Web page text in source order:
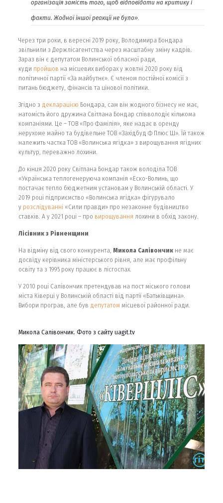
організація замість того, щоб відповідати на критику і
факти. Жодної іншої реакції не було».
Через три роки, в вересні 2019 року, Володимира Бондара
звільнили з Держлісагентства через масштабну зміну кадрів.
Зараз він є депутатом Волинської обласної ради,
куди пройшов на місцевих виборах у жовтні 2020 року від
політичної партії «За майбутнє». Є членом постійної комісії з
питань бюджету, фінансів та цінової політики.
Згідно з декларацією Бондара, сам він жодного бізнесу не має,
натомість його дружина Світлана Бондар співволодіє кількома
компаніями. Це – ТОВ «Про Фамілія», яке надає в оренду
нерухоме майно та будівельне ТОВ «Західбуд Ф Плюс Ш». Їй також
належить частка ТОВ «Волинська ягідка» з вирощування ягідних
культур, переважно лохини.
До кінця 2020 року Світлана Бондар також володіла ТОВ
«Українська теплогенеруюча компанія «Еско-Волинь, що
постачає тепло бюджетним установам у Волинській області. У
2019 році підприємство «Волинська ягідка» фігурувало
у розслідуванні «Сили правди» про незаконне будівництво
ставків. А у 2021 році – про вирощування лохини в обхід закону.
Лісівник з Рівненщини
На відміну від свого конкурента, Микола Салівончикне має
досвіду керівника міністерського рівня, але має профільну
освіту та з 1995 року працює в лісгоспах.
У 2010 році Салівончик претендував на пост міського голови
міста Ківерці у Волинській області від партії «Батьківщина».
Вибори програв, але був депутатом місцевої районної ради.
Микола Салівончик. Фото з сайту uagit.tv